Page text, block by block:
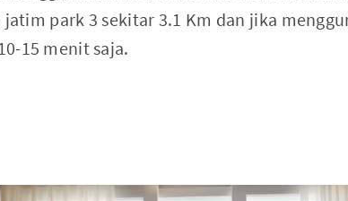
park 3 sekitar 3.1 Km dan jika
15 menit saja.